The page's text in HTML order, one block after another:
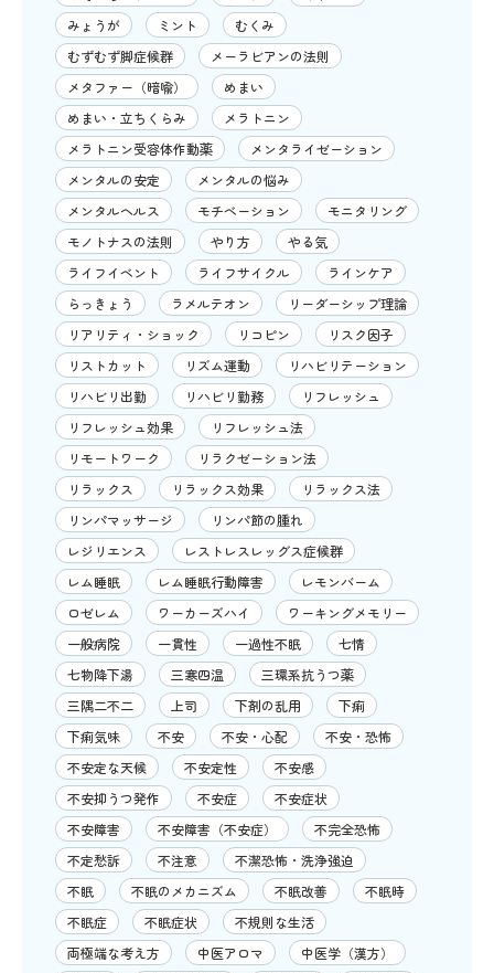
みょうが
ミント
むくみ
むずむず脚症候群
メーラビアンの法則
メタファー（暗喩）
めまい
めまい・立ちくらみ
メラトニン
メラトニン受容体作動薬
メンタライゼーション
メンタルの安定
メンタルの悩み
メンタルヘルス
モチベーション
モニタリング
モノトナスの法則
やり方
やる気
ライフイベント
ライフサイクル
ラインケア
らっきょう
ラメルテオン
リーダーシップ理論
リアリティ・ショック
リコピン
リスク因子
リストカット
リズム運動
リハビリテーション
リハビリ出勤
リハビリ勤務
リフレッシュ
リフレッシュ効果
リフレッシュ法
リモートワーク
リラクゼーション法
リラックス
リラックス効果
リラックス法
リンパマッサージ
リンパ節の腫れ
レジリエンス
レストレスレッグス症候群
レム睡眠
レム睡眠行動障害
レモンバーム
ロゼレム
ワーカーズハイ
ワーキングメモリー
一般病院
一貫性 一過性不眠
七情
七物降下湯
三寒四温
三環系抗うつ薬
三隅二不二
上司 下剤の乱用
下痢
下痢気味
不安 不安・心配
不安・恐怖
不安定な天候
不安定性
不安感
不安抑うつ発作
不安症
不安症状
不安障害
不安障害（不安症）
不完全恐怖
不定愁訴
不注意
不潔恐怖・洗浄強迫
不眠
不眠のメカニズム 不眠改善
不眠時
不眠症
不眠症状
不規則な生活
両極端な考え方
中医アロマ
中医学（漢方）